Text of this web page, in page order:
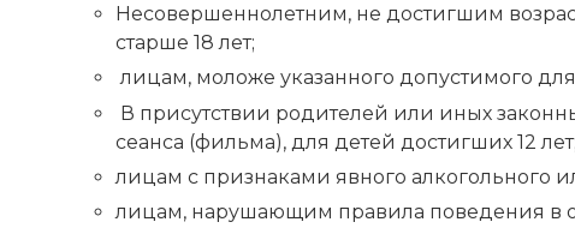
Несовершеннолетним, не достигшим
старше 18 лет;
лицам, моложе указанного допустимого
В присутствии родителей или иных
сеанса (фильма), для детей достигших 12 лет;
лицам с признаками явного алкогольного
лицам, нарушающим правила поведения в